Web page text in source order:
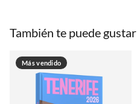
También te puede gustar
Más vendido